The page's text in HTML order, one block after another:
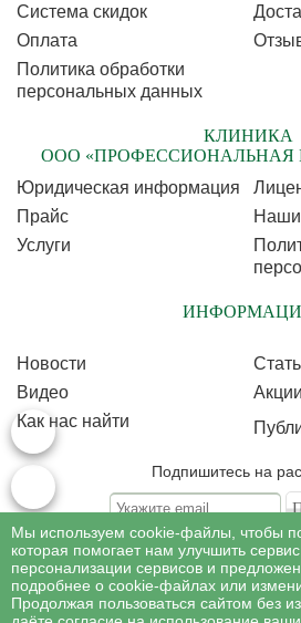
Cистема скидок
Оплата
Политика обработки
персональных данных
КЛИНИКА
ООО «ПРОФЕССИОНАЛЬНАЯ
Юридическая информация
Прайс
Наши
Услуги
Новости
Видео
Акции
Как нас найти
Подпишитесь на
Подписываясь на рассылку, Вы соглашаетесь c
персональных
©Профессиональная
Мы используем cookie-файлы, чтобы
которая помогает нам улучшить
персонализации сервисов и
подробнее о cookie-файлах или
Продолжая пользоваться сайтом без